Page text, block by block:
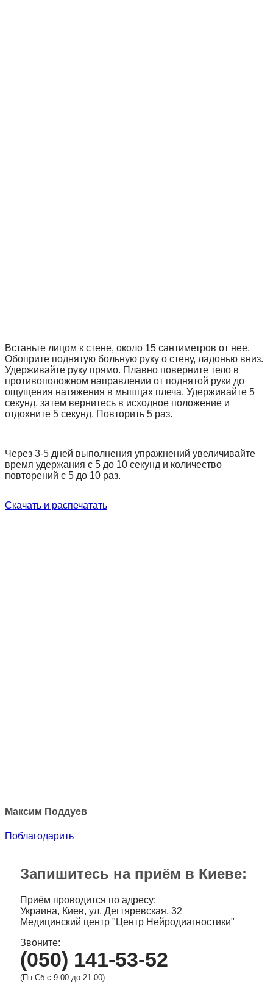
Встаньте лицом к стене, около 15 сантиметров от нее.
Обоприте поднятую больную руку о стену, ладонью вниз.
Удерживайте руку прямо. Плавно поверните тело в
противоположном направлении от поднятой руки до
ощущения натяжения в мышцах плеча. Удерживайте 5
секунд, затем вернитесь в исходное положение и
отдохните 5 секунд. Повторить 5 раз.
Через 3-5 дней выполнения упражнений увеличивайте
время удержания с 5 до 10 секунд и количество
повторений с 5 до 10 раз.
Скачать и распечатать
Максим Поддуев
Поблагодарить
Запишитесь на приём в Киеве:
Приём проводится по адресу:
Украина, Киев, ул. Дегтяревская, 32
Медицинский центр "Центр Нейродиагностики"
Звоните:
(050) 141-53-52
(Пн-Сб с 9:00 до 21:00)